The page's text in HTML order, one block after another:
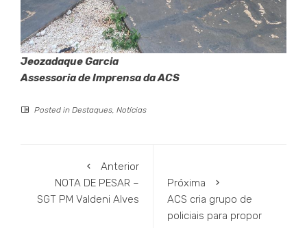
Jeozadaque Garcia
Assessoria de Imprensa da ACS
Posted in Destaques, Notícias
Anterior
NOTA DE PESAR –
SGT PM Valdeni Alves
Próxima
ACS cria grupo de
policiais para propor